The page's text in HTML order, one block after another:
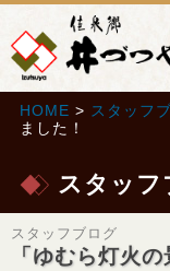
HOME > スタッフ
ました！
スタッフ
スタッフブログ
「ゆむら灯火